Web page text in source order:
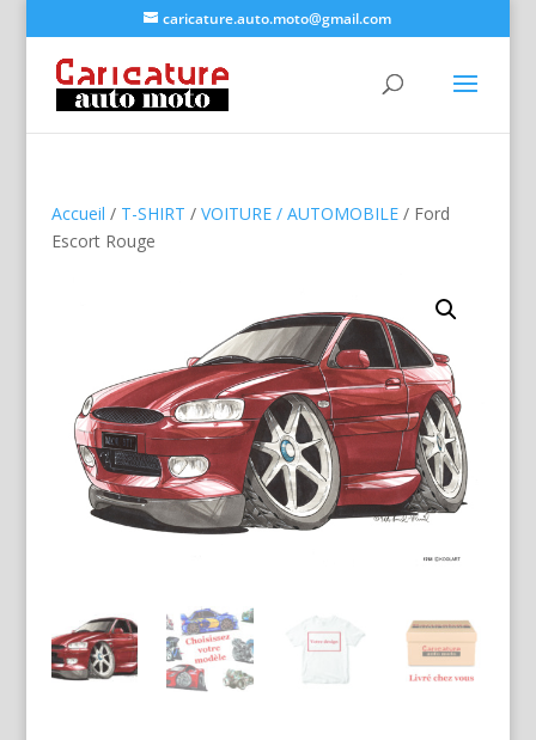
caricature.auto.moto@gmail.com
Accueil / T-SHIRT / VOITURE / AUTOMOBILE/ Ford
Escort Rouge